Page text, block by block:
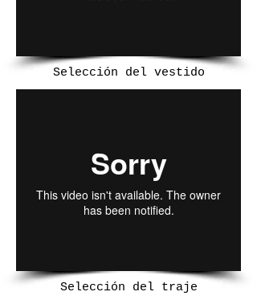
Selección del vestido
Selección del traje